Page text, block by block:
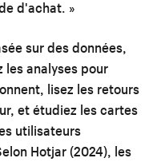
d'achat. »
sur des données,
les analyses pour
lisez les retours
et étudiez les cartes
utilisateurs
Hotjar (2024), les